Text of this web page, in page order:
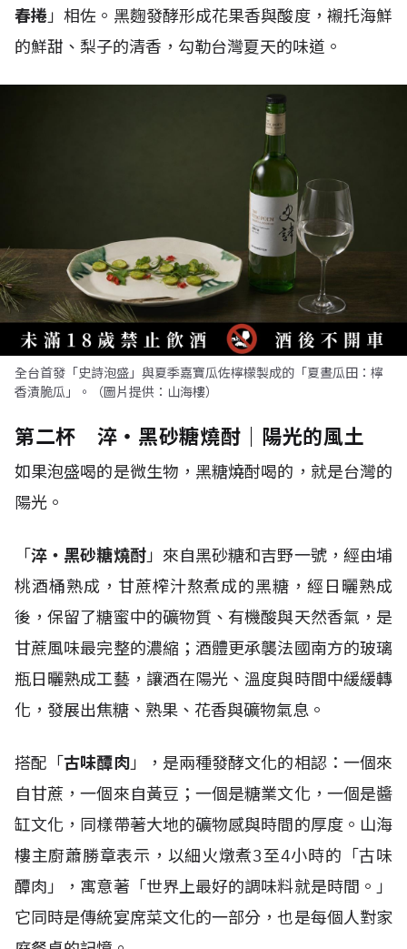
春捲」相佐。黑麴發酵形成花果香與酸度，襯托海鮮
的鮮甜、梨子的清香，勾勒台灣夏天的味道。
全台首發「史詩泡盛」與夏季嘉寶瓜佐檸檬製成的「夏晝瓜田：檸
香漬脆瓜」。（圖片提供：山海樓）
第二杯 淬・黑砂糖燒酎｜陽光的風土
如果泡盛喝的是微生物，黑糖燒酎喝的，就是台灣的
陽光。
「淬・黑砂糖燒酎」來自黑砂糖和吉野一號，經由埔
桃酒桶熟成，甘蔗榨汁熬煮成的黑糖，經日曬熟成
後，保留了糖蜜中的礦物質、有機酸與天然香氣，是
甘蔗風味最完整的濃縮；酒體更承襲法國南方的玻璃
瓶日曬熟成工藝，讓酒在陽光、溫度與時間中緩緩轉
化，發展出焦糖、熟果、花香與礦物氣息。
搭配「古味醰肉」，是兩種發酵文化的相認：一個來
自甘蔗，一個來自黃豆；一個是糖業文化，一個是醬
缸文化，同樣帶著大地的礦物感與時間的厚度。山海
樓主廚蕭勝章表示，以細火燉煮3至4小時的「古味
醰肉」，寓意著「世界上最好的調味料就是時間。」
它同時是傳統宴席菜文化的一部分，也是每個人對家